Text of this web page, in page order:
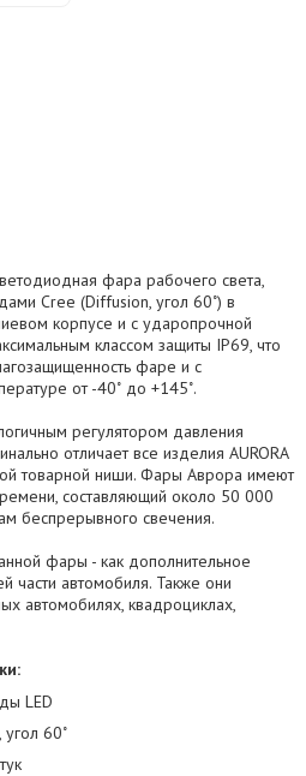
фара рабочего света,
Cree (Diffusion, угол 60˚) в
корпусе и с ударопрочной
классом защиты IP69, что
фаре и с
от -40˚ до +145˚.
регулятором давления
отличает все изделия AURORA
товарной ниши. Фары Аврора имеют
составляющий около 50 000
беспрерывного свечения.
фары - как дополнительное
части автомобиля. Также они
автомобилях, квадроциклах,
LED
60˚